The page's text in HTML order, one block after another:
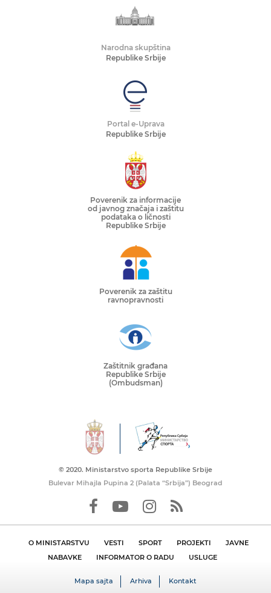
Narodna skupština
Republike Srbije
Portal e-Uprava
Republike Srbije
Poverenik za informacije
od javnog značaja i zaštitu
podataka o ličnosti
Republike Srbije
Poverenik za zaštitu
ravnopravnosti
Zaštitnik građana
Republike Srbije
(Ombudsman)
© 2020. Ministarstvo sporta Republike Srbije
Bulevar Mihajla Pupina 2 (Palata “Srbija”) Beograd
O MINISTARSTVU VESTI SPORT PROJEKTI
JAVNE
NABAVKE
INFORMATOR O RADU USLUGE
Mapa sajta Arhiva Kontakt